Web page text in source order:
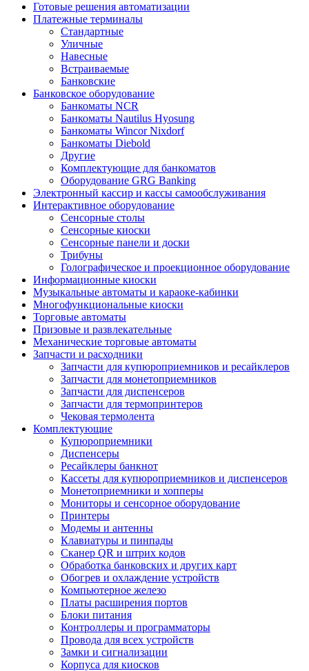
Готовые решения автоматизации
Платежные терминалы
Стандартные
Уличные
Навесные
Встраиваемые
Банковские
Банковское оборудование
Банкоматы NCR
Банкоматы Nautilus Hyosung
Банкоматы Wincor Nixdorf
Банкоматы Diebold
Другие
Комплектующие для банкоматов
Оборудование GRG Banking
Электронный кассир и кассы самообслуживания
Интерактивное оборудование
Сенсорные столы
Сенсорные киоски
Сенсорные панели и доски
Трибуны
Голографическое и проекционное оборудование
Информационные киоски
Музыкальные автоматы и караоке-кабинки
Многофункциональные киоски
Торговые автоматы
Призовые и развлекательные
Механические торговые автоматы
Запчасти и расходники
Запчасти для купюроприемников и ресайклеров
Запчасти для монетоприемников
Запчасти для диспенсеров
Запчасти для термопринтеров
Чековая термолента
Комплектующие
Купюроприемники
Диспенсеры
Ресайклеры банкнот
Кассеты для купюроприемников и диспенсеров
Монетоприемники и хопперы
Мониторы и сенсорное оборудование
Принтеры
Модемы и антенны
Клавиатуры и пинпады
Сканер QR и штрих кодов
Обработка банковских и других карт
Обогрев и охлаждение устройств
Компьютерное железо
Платы расширения портов
Блоки питания
Контроллеры и программаторы
Провода для всех устройств
Замки и сигнализации
Корпуса для киосков